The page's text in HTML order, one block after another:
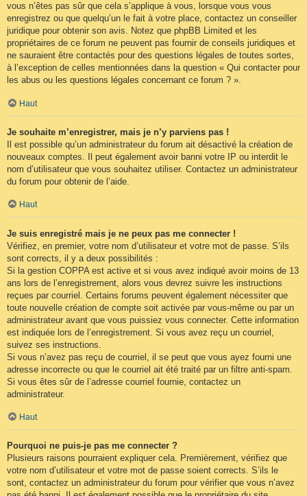
vous n’êtes pas sûr que cela s’applique à vous, lorsque vous vous
enregistrez ou que quelqu’un le fait à votre place, contactez un conseiller
juridique pour obtenir son avis. Notez que phpBB Limited et les
propriétaires de ce forum ne peuvent pas fournir de conseils juridiques et
ne sauraient être contactés pour des questions légales de toutes sortes,
à l’exception de celles mentionnées dans la question « Qui contacter pour
les abus ou les questions légales concernant ce forum ? ».
Haut
Je souhaite m’enregistrer, mais je n’y parviens pas !
Il est possible qu’un administrateur du forum ait désactivé la création de
nouveaux comptes. Il peut également avoir banni votre IP ou interdit le
nom d’utilisateur que vous souhaitez utiliser. Contactez un administrateur
du forum pour obtenir de l’aide.
Haut
Je suis enregistré mais je ne peux pas me connecter !
Vérifiez, en premier, votre nom d’utilisateur et votre mot de passe. S’ils
sont corrects, il y a deux possibilités :
Si la gestion COPPA est active et si vous avez indiqué avoir moins de 13
ans lors de l’enregistrement, alors vous devrez suivre les instructions
reçues par courriel. Certains forums peuvent également nécessiter que
toute nouvelle création de compte soit activée par vous-même ou par un
administrateur avant que vous puissiez vous connecter. Cette information
est indiquée lors de l’enregistrement. Si vous avez reçu un courriel,
suivez ses instructions.
Si vous n’avez pas reçu de courriel, il se peut que vous ayez fourni une
adresse incorrecte ou que le courriel ait été traité par un filtre anti-spam.
Si vous êtes sûr de l’adresse courriel fournie, contactez un
administrateur.
Haut
Pourquoi ne puis-je pas me connecter ?
Plusieurs raisons pourraient expliquer cela. Premièrement, vérifiez que
votre nom d’utilisateur et votre mot de passe soient corrects. S’ils le
sont, contactez un administrateur du forum pour vérifier que vous n’avez